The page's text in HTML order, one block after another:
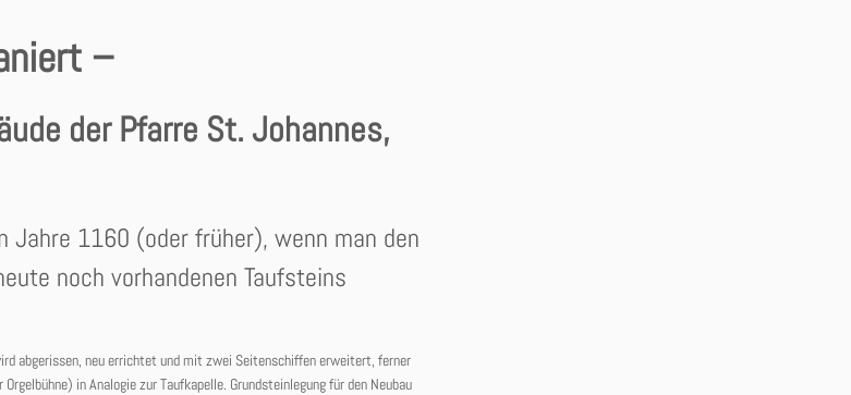
–
der Pfarre St. Johannes,
1160 (oder früher), wenn man den
noch vorhandenen Taufsteins
abgerissen, neu errichtet und mit zwei Seitenschiffen erweitert, ferner
in Analogie zur Taufkapelle. Grundsteinlegung für den Neubau